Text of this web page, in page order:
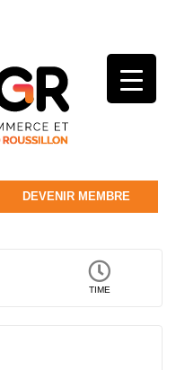
DEVENIR MEMBRE
TIME